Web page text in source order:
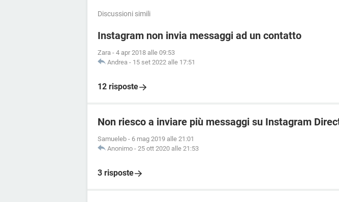
Discussioni simili
Instagram non invia messaggi ad un contatto
Zara - 4 apr 2018 alle 09:53
Andrea - 15 set 2022 alle 17:51
12 risposte
Non riesco a inviare più messaggi su Instagram
Samueleb - 6 mag 2019 alle 21:01
Anonimo - 25 ott 2020 alle 21:53
3 risposte